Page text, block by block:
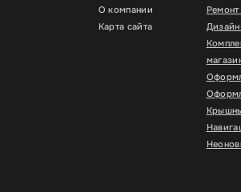
О компании
Карта сайта